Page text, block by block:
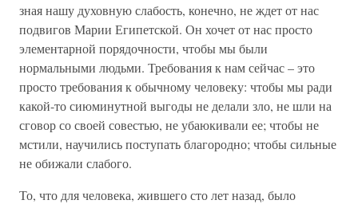
зная нашу духовную слабость, конечно, не ждет от нас
подвигов Марии Египетской. Он хочет от нас просто
элементарной порядочности, чтобы мы были
нормальными людьми. Требования к нам сейчас – это
просто требования к обычному человеку: чтобы мы ради
какой-то сиюминутной выгоды не делали зло, не шли на
сговор со своей совестью, не убаюкивали ее; чтобы не
мстили, научились поступать благородно; чтобы сильные
не обижали слабого.
То, что для человека, жившего сто лет назад, было